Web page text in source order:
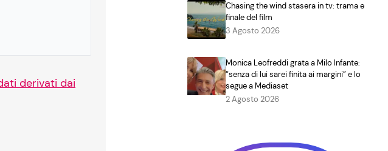
derivati dai
Chasing the wind stasera in tv: trama e
finale del film
3 Agosto 2026
Monica Leofreddi grata a Milo Infante:
“senza di lui sarei finita ai margini” e lo
segue a Mediaset
2 Agosto 2026